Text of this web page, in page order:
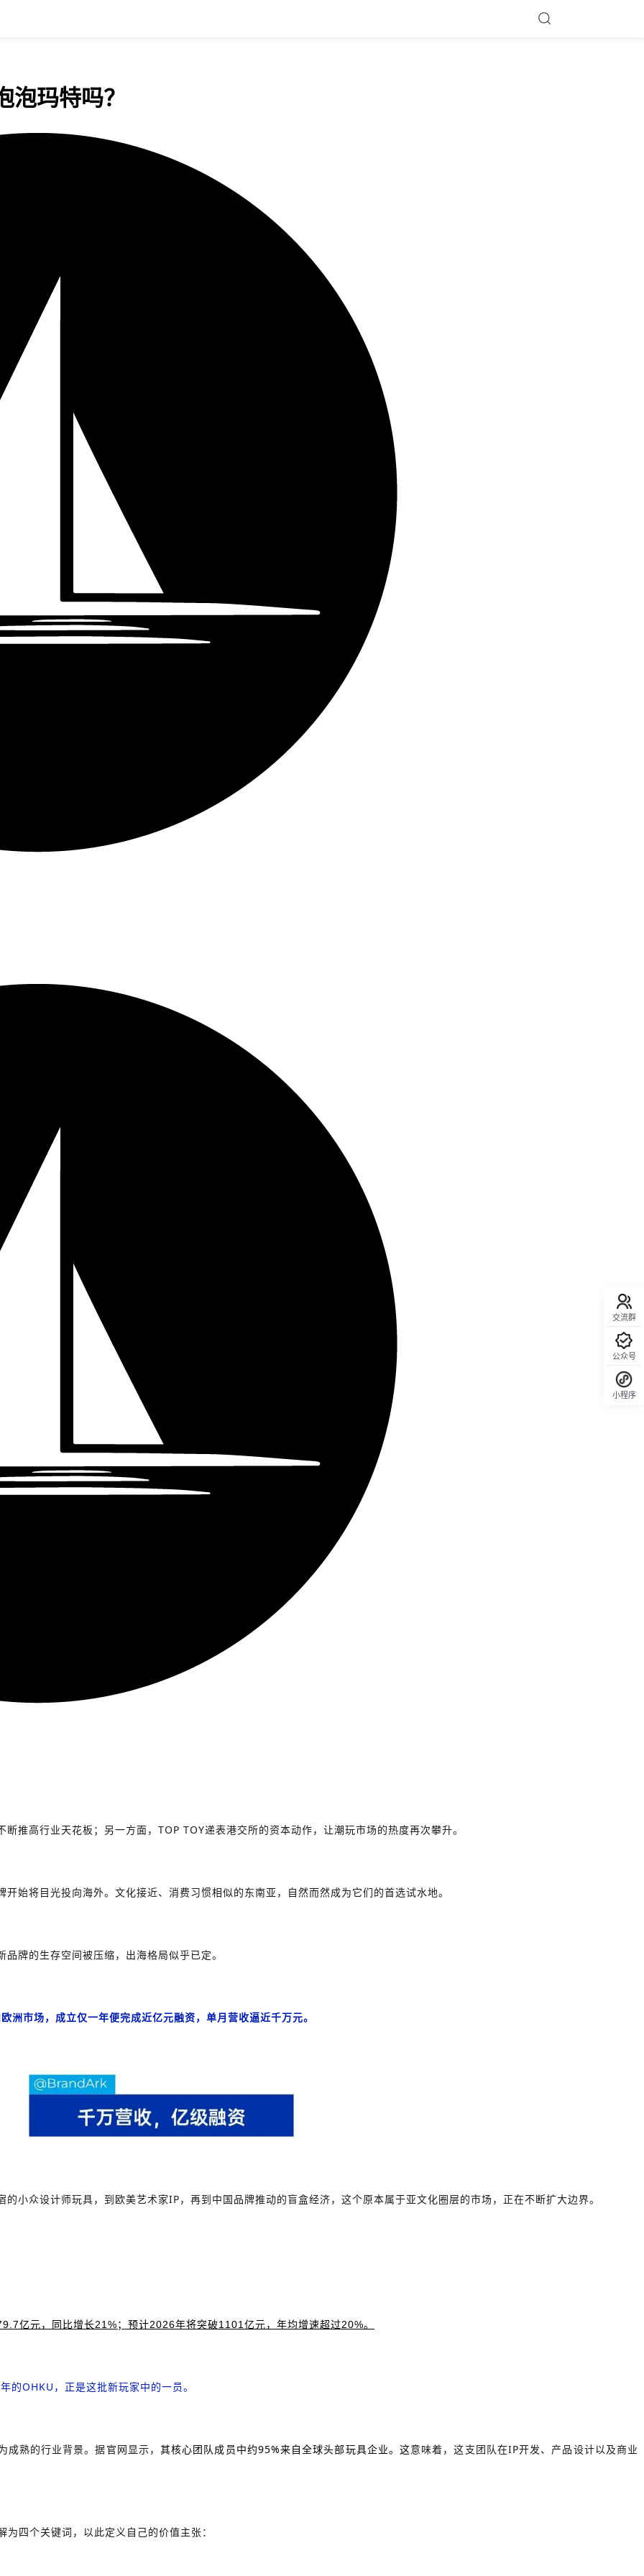
玛特吗？
推高行业天花板；另一方面， TOP TOY递表港交所的资本动作，让潮玩市场的热度再次攀升。
始将目光投向海外。文化接近、消费习惯相似的东南亚，自然而然成为它们的首选试水地。
牌的生存空间被压缩，出海格局似乎已定。
洲市场，成立仅一年便完成近亿元融资，单月营收逼近千万元。
小众设计师玩具，到欧美艺术家IP，再到中国品牌推动的盲盒经济，这个原本属于亚文化圈层的市场，正在不断扩大边界。
亿元，同比增长21%； 预计2026年将突破1101亿元，年均增速超过20%。
的OHKU，正是这批新玩家中的一员。
熟的行业背景。据官网显示， 其核心团队成员中约95%来自全球头部玩具企业。这意味着，这支团队在IP开发、产品设计以及商业
为四个关键词，以此定义自己的价值主张：
交流群
公众号
小程序